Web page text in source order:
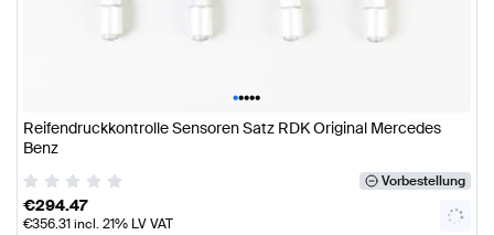
•••••
Reifendruckkontrolle Sensoren Satz RDK Original Mercedes
Benz
Vorbestellung
€294.47
€356.31incl. 21% LV VAT